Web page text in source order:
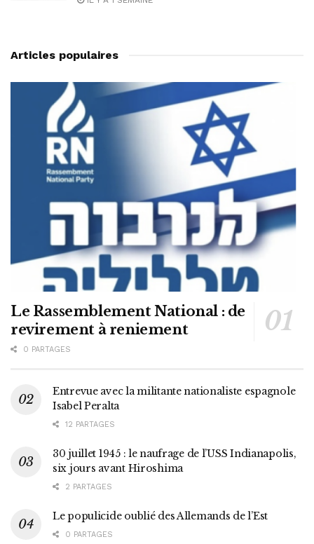
Articles populaires
Le Rassemblement National : de
revirement à reniement
0 PARTAGES
Entrevue avec la militante nationaliste espagnole
Isabel Peralta
12 PARTAGES
30 juillet 1945 : le naufrage de l’USS Indianapolis,
six jours avant Hiroshima
2 PARTAGES
Le populicide oublié des Allemands de l’Est
0 PARTAGES